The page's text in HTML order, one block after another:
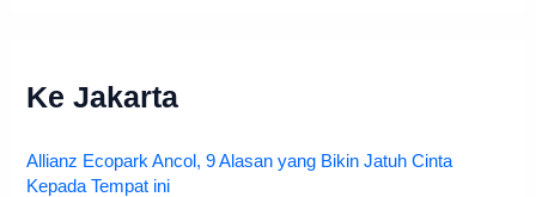
Ke Jakarta
Allianz Ecopark Ancol, 9 Alasan yang Bikin Jatuh Cinta
Kepada Tempat ini